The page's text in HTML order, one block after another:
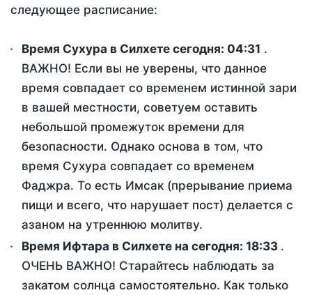
следующее расписание:
Время Сухура в Силхете сегодня: 04:31 .
ВАЖНО! Если вы не уверены, что данное
время совпадает со временем истинной зари
в вашей местности, советуем оставить
небольшой промежуток времени для
безопасности. Однако основа в том, что
время Сухура совпадает со временем
Фаджра. То есть Имсак (прерывание приема
пищи и всего, что нарушает пост) делается с
азаном на утреннюю молитву.
Время Ифтара в Силхете на сегодня: 18:33 .
ОЧЕНЬ ВАЖНО! Старайтесь наблюдать за
закатом солнца самостоятельно. Как только